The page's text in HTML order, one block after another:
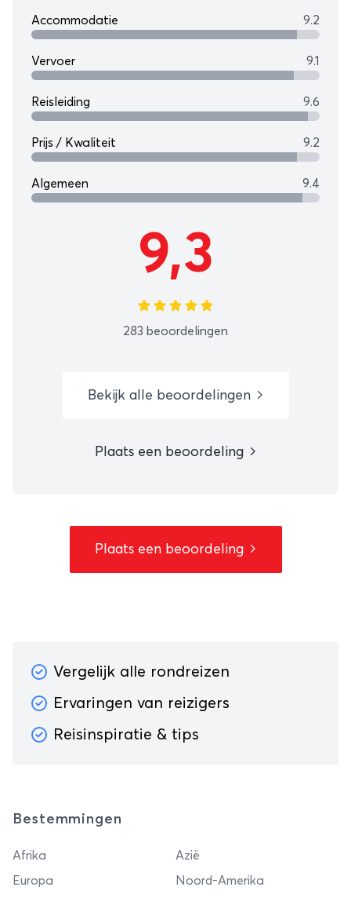
Accommodatie 9.2
Vervoer 9.1
Reisleiding 9.6
Prijs / Kwaliteit 9.2
Algemeen 9.4
9,3
283 beoordelingen
Bekijk alle beoordelingen
Plaats een beoordeling
Plaats een beoordeling
Vergelijk alle rondreizen
Ervaringen van reizigers
Reisinspiratie & tips
Bestemmingen
Afrika
Azië
Europa
Noord-Amerika